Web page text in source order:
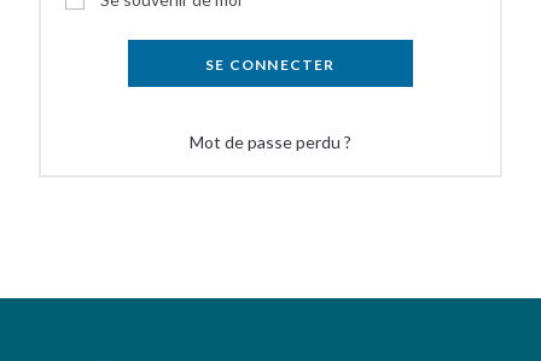
SE CONNECTER
Mot de passe perdu ?